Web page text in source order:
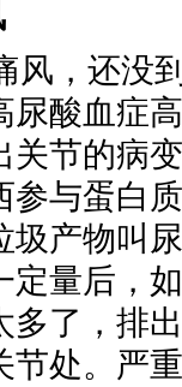
风，还没
尿酸血症
关节的病
参与蛋白
圾产物叫
定量后，
多了，排
节处。严